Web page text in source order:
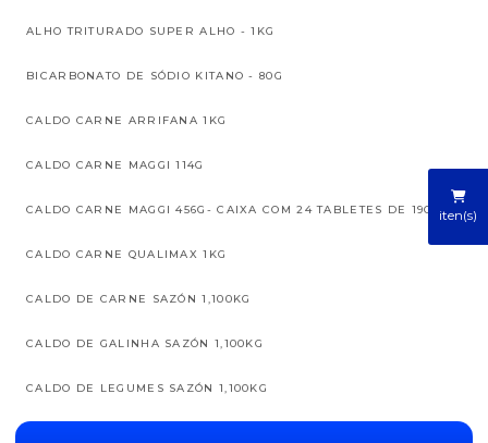
iten(s)
ALHO TRITURADO SUPER ALHO - 1KG
BICARBONATO DE SÓDIO KITANO - 80G
CALDO CARNE ARRIFANA 1KG
CALDO CARNE MAGGI 114G
CALDO CARNE MAGGI 456G- CAIXA COM 24 TABLETES DE 19G
CALDO CARNE QUALIMAX 1KG
CALDO DE CARNE SAZÓN 1,100KG
CALDO DE GALINHA SAZÓN 1,100KG
CALDO DE LEGUMES SAZÓN 1,100KG